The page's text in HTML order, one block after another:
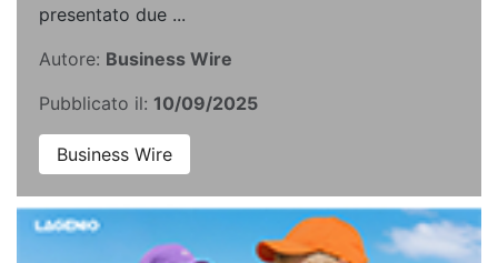
presentato due ...
Autore: Business Wire
Pubblicato il: 10/09/2025
Business Wire